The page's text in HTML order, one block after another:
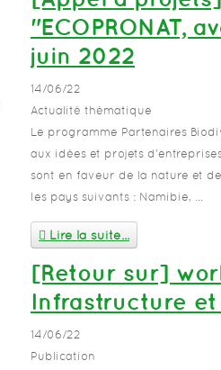
"ECOPRONAT,
juin 2022
14/06/22
Actualité thématique
Le programme Partenaires
aux idées et projets
sont en faveur de la nature et
les pays suivants : Namibie, ...
Lire la suite...
[Retour sur]
Infrastructure
14/06/22
Publication